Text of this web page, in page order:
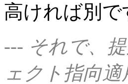
高ければ別で
--- それで、
ェクト指向